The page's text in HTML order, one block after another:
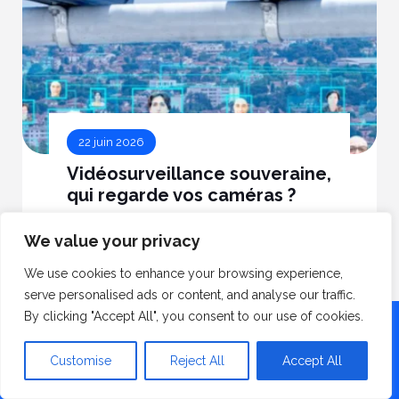
We value your privacy
We use cookies to enhance your browsing experience,
serve personalised ads or content, and analyse our traffic.
By clicking "Accept All", you consent to our use of cookies.
Customise Reject All Accept All
22 juin 2026
Vidéosurveillance souveraine,
qui regarde vos caméras ?
vidéosurveillance, et qui peut y accéder
? Décryptage de la souveraineté des
VMS — Cloud Act, RGPD, NIS2 et les 7
critères pour vérifier si votre installation
Lire la suite
Votre devis
en 24h